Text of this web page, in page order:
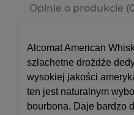
Opinie o produkcie
Alcomat American
szlachetne drożdże
wysokiej jakości
ten jest naturalnym
bourbona. Daje bardzo